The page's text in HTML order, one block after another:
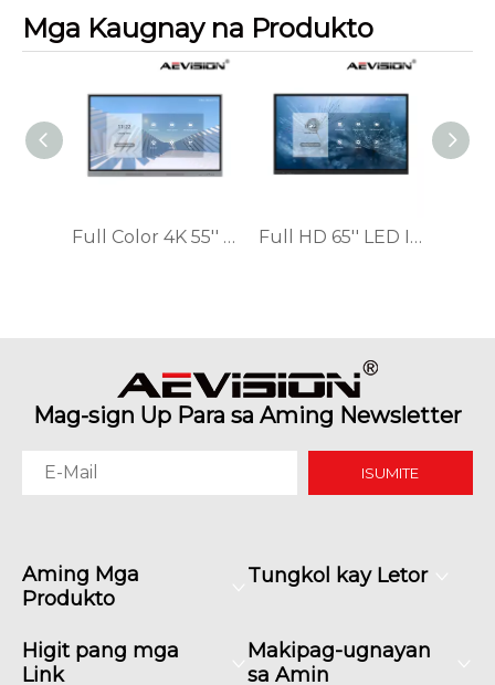
Mga Kaugnay na Produkto
Full Color 4K 55'' LED Interactive Touch Panel Full HD 65'' LED Interactive Touch Panel
Mag-sign Up Para sa Aming Newsletter
ISUMITE
Aming Mga
Produkto
Tungkol kay Letor
Higit pang mga
Link
Makipag-ugnayan
sa Amin